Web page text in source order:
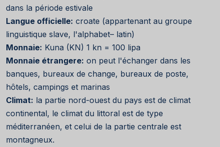
dans la période estivale
Langue officielle: croate (appartenant au groupe
linguistique slave, l'alphabet– latin)
Monnaie: Kuna (KN) 1 kn = 100 lipa
Monnaie étrangere: on peut l'échanger dans les
banques, bureaux de change, bureaux de poste,
hôtels, campings et marinas
Climat: la partie nord-ouest du pays est de climat
continental, le climat du littoral est de type
méditerranéen, et celui de la partie centrale est
montagneux.